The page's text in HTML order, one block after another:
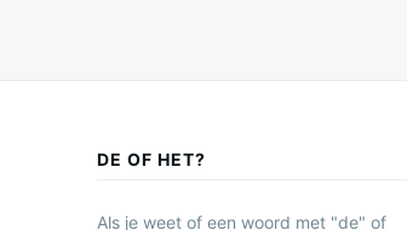
DE OF HET?
Als je weet of een woord met "de" of